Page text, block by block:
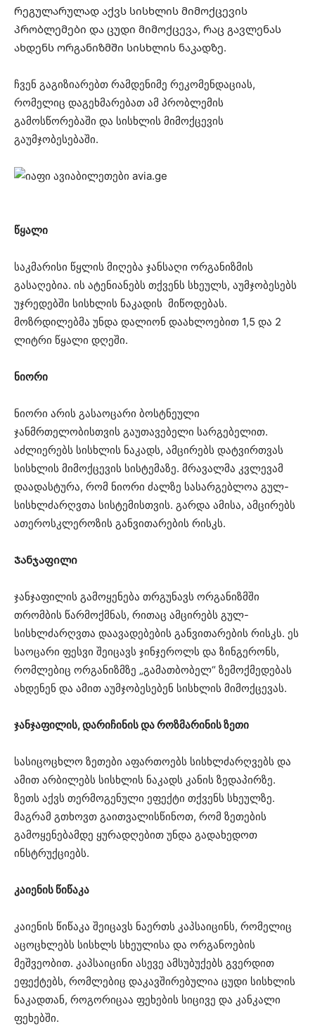
რეგულარულად აქვს სისხლის მიმოქცევის
პრობლემები და ცუდი მიმოქცევა, რაც გავლენას
ახდენს ორგანიზმში სისხლის ნაკადზე.
ჩვენ გაგიზიარებთ რამდენიმე რეკომენდაციას,
რომელიც დაგეხმარებათ ამ პრობლემის
გამოსწორებაში და სისხლის მიმოქცევის
გაუმჯობესებაში.
წყალი
საკმარისი წყლის მიღება ჯანსაღი ორგანიზმის
გასაღებია. ის ატენიანებს თქვენს სხეულს, აუმჯობესებს
უჯრედებში სისხლის ნაკადის მიწოდებას.
მოზრდილებმა უნდა დალიონ დაახლოებით 1,5 და 2
ლიტრი წყალი დღეში.
ნიორი
ნიორი არის გასაოცარი ბოსტნეული
ჯანმრთელობისთვის გაუთავებელი სარგებელით.
აძლიერებს სისხლის ნაკადს, ამცირებს დატვირთვას
სისხლის მიმოქცევის სისტემაზე. მრავალმა კვლევამ
დაადასტურა, რომ ნიორი ძალზე სასარგებლოა გულ-
სისხლძარღვთა სისტემისთვის. გარდა ამისა, ამცირებს
ათეროსკლეროზის განვითარების რისკს.
Ჯანჯაფილი
ჯანჯაფილის გამოყენება თრგუნავს ორგანიზმში
თრომბის წარმოქმნას, რითაც ამცირებს გულ-
სისხლძარღვთა დაავადებების განვითარების რისკს. ეს
საოცარი ფესვი შეიცავს ჯინჯეროლს და ზინგერონს,
რომლებიც ორგანიზმზე „გამათბობელ“ ზემოქმედებას
ახდენენ და ამით აუმჯობესებენ სისხლის მიმოქცევას.
ჯანჯაფილის, დარიჩინის და როზმარინის ზეთი
სასიცოცხლო ზეთები აფართოებს სისხლძარღვებს და
ამით არბილებს სისხლის ნაკადს კანის ზედაპირზე.
ზეთს აქვს თერმოგენული ეფექტი თქვენს სხეულზე.
მაგრამ გთხოვთ გაითვალისწინოთ, რომ ზეთების
გამოყენებამდე ყურადღებით უნდა გადახედოთ
ინსტრუქციებს.
კაიენის წიწაკა
კაიენის წიწაკა შეიცავს ნაერთს კაპსაიცინს, რომელიც
აცოცხლებს სისხლს სხეულისა და ორგანოების
მეშვეობით. კაპსაიცინი ასევე ამსუბუქებს გვერდით
ეფექტებს, რომლებიც დაკავშირებულია ცუდი სისხლის
ნაკადთან, როგორიცაა ფეხების სიცივე და კანკალი
ფეხებში.